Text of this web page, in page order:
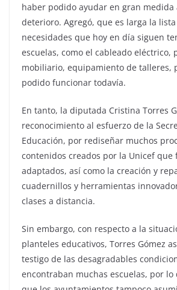
haber podido ayudar en gran medida
deterioro. Agregó, que es larga la
necesidades que hoy en día siguen
escuelas, como el cableado eléctrico,
mobiliario, equipamiento de talleres,
podido funcionar todavía.
En tanto, la diputada Cristina Torres
reconocimiento al esfuerzo de la
Educación, por rediseñar muchos
contenidos creados por la Unicef que
adaptados, así como la creación y
cuadernillos y herramientas
clases a distancia.
Sin embargo, con respecto a la
planteles educativos, Torres Gómez
testigo de las desagradables
encontraban muchas escuelas, por lo